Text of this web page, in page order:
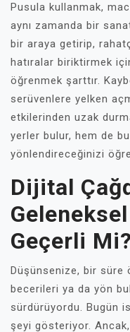
Pusula kullanmak,
aynı zamanda bir
bir araya getirip,
hatıralar biriktirmek
öğrenmek şarttır.
serüvenlere yelken
etkilerinden uzak
yerler bulur, hem de bu
yönlendireceğinizi
Dijital
Geçerli Mi?
Düşünsenize, bir süre
becerileri ya da yön
sürdürüyordu. Bugün
şeyi gösteriyor.